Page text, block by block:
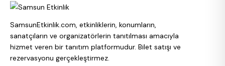
SamsunEtkinlik.com, etkinliklerin, konumların,
sanatçıların ve organizatörlerin tanıtılması amacıyla
hizmet veren bir tanıtım platformudur. Bilet satışı ve
rezervasyonu gerçekleştirmez.